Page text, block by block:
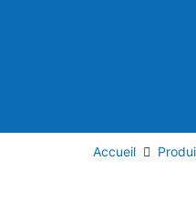
Accueil